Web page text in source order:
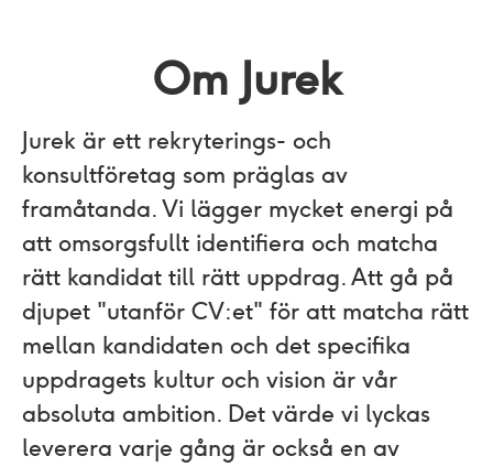
Om Jurek
Jurek är ett rekryterings- och
konsultföretag som präglas av
framåtanda. Vi lägger mycket energi på
att omsorgsfullt identifiera och matcha
rätt kandidat till rätt uppdrag. Att gå på
djupet "utanför CV:et"​ för att matcha rätt
mellan kandidaten och det specifika
uppdragets kultur och vision är vår
absoluta ambition. Det värde vi lyckas
leverera varje gång är också en av